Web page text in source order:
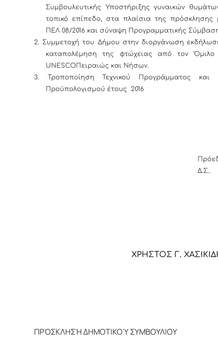
Συμβουλευτικής Υποστήριξης γυναικών
τοπικό επίπεδο, στα πλαίσια της πρόσκλησης
ΠΕΛ 08/2016 και σύναψη Προγραμματικής
2. Συμμετοχή του Δήμου στην διοργάνωση
καταπολέμηση της φτώχειας από τον
UNESCOΠειραιώς και Νήσων.
3.
Τροποποίηση Τεχνικού Προγράμματος και
Προϋπολογισμού έτους 2016
Δ.Σ..
ΧΡΗΣΤΟΣ Γ.
ΠΡΌΣΚΛΗΣΉ ΔΗΜΟΤΙΚΟΎ ΣΥΜΒΟΥΛΙΟΥ